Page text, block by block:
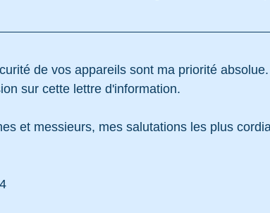
de vos appareils sont ma priorité
sur cette lettre d'information.
et messieurs, mes salutations les plus